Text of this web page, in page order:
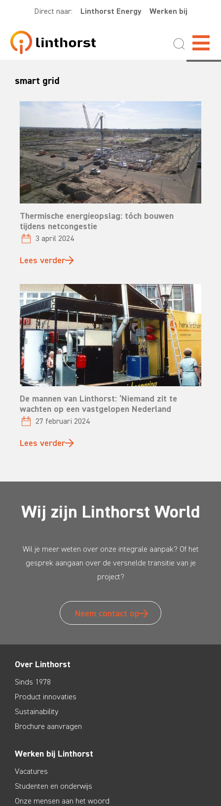
Direct naar: Linthorst Energy Werken bij
smart grid
Thermische energieopslag: tóch bouwen
tijdens netcongestie
3 april 2024
Lees verder
De mannen van Linthorst: ‘Niemand zit te
wachten op een vastgelopen Nederland
27 februari 2024
Lees verder
Wij zijn Linthorst World
Wil je meer weten over onze integrale aanpak? Of het
gesprek aangaan over de versnelde transitie van je
project?
Neem contact op
Over Linthorst
Sinds 1978
Product innovaties
Sustainability
Brochure aanvragen
Werken bij Linthorst
Vacatures
Studenten en onderwijs
Onze mensen aan het woord